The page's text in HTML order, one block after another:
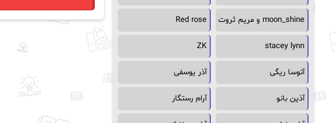
moon_shine و مریم ثروت Red rose
stacey lynn
ZK
آتوسا ریگی آذر یوسفی
آذین بانو آرام رستگار